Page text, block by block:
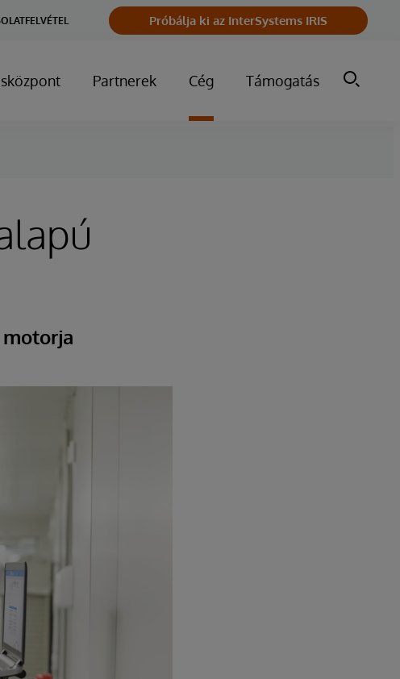
Próbálja ki az InterSystems IRIS
Partnerek Cég Támogatás